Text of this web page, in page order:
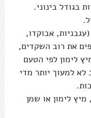
בגודל בינוני.
אבוקדו,
את רוב השקדים,
לימון לפי הטעם
למעוך יותר מדי
לימון או שמן